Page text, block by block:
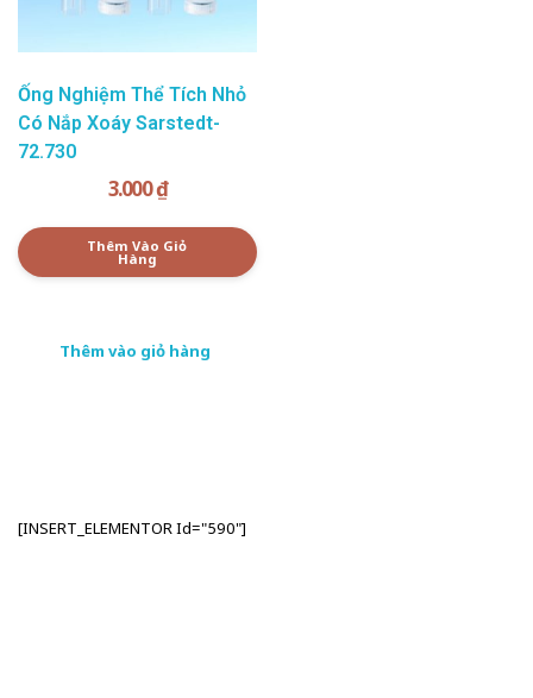
Ống Nghiệm Thể Tích Nhỏ
Có Nắp Xoáy Sarstedt-
72.730
3.000₫
Thêm Vào Giỏ
Hàng
Thêm vào giỏ hàng
[INSERT_ELEMENTOR Id="590"]